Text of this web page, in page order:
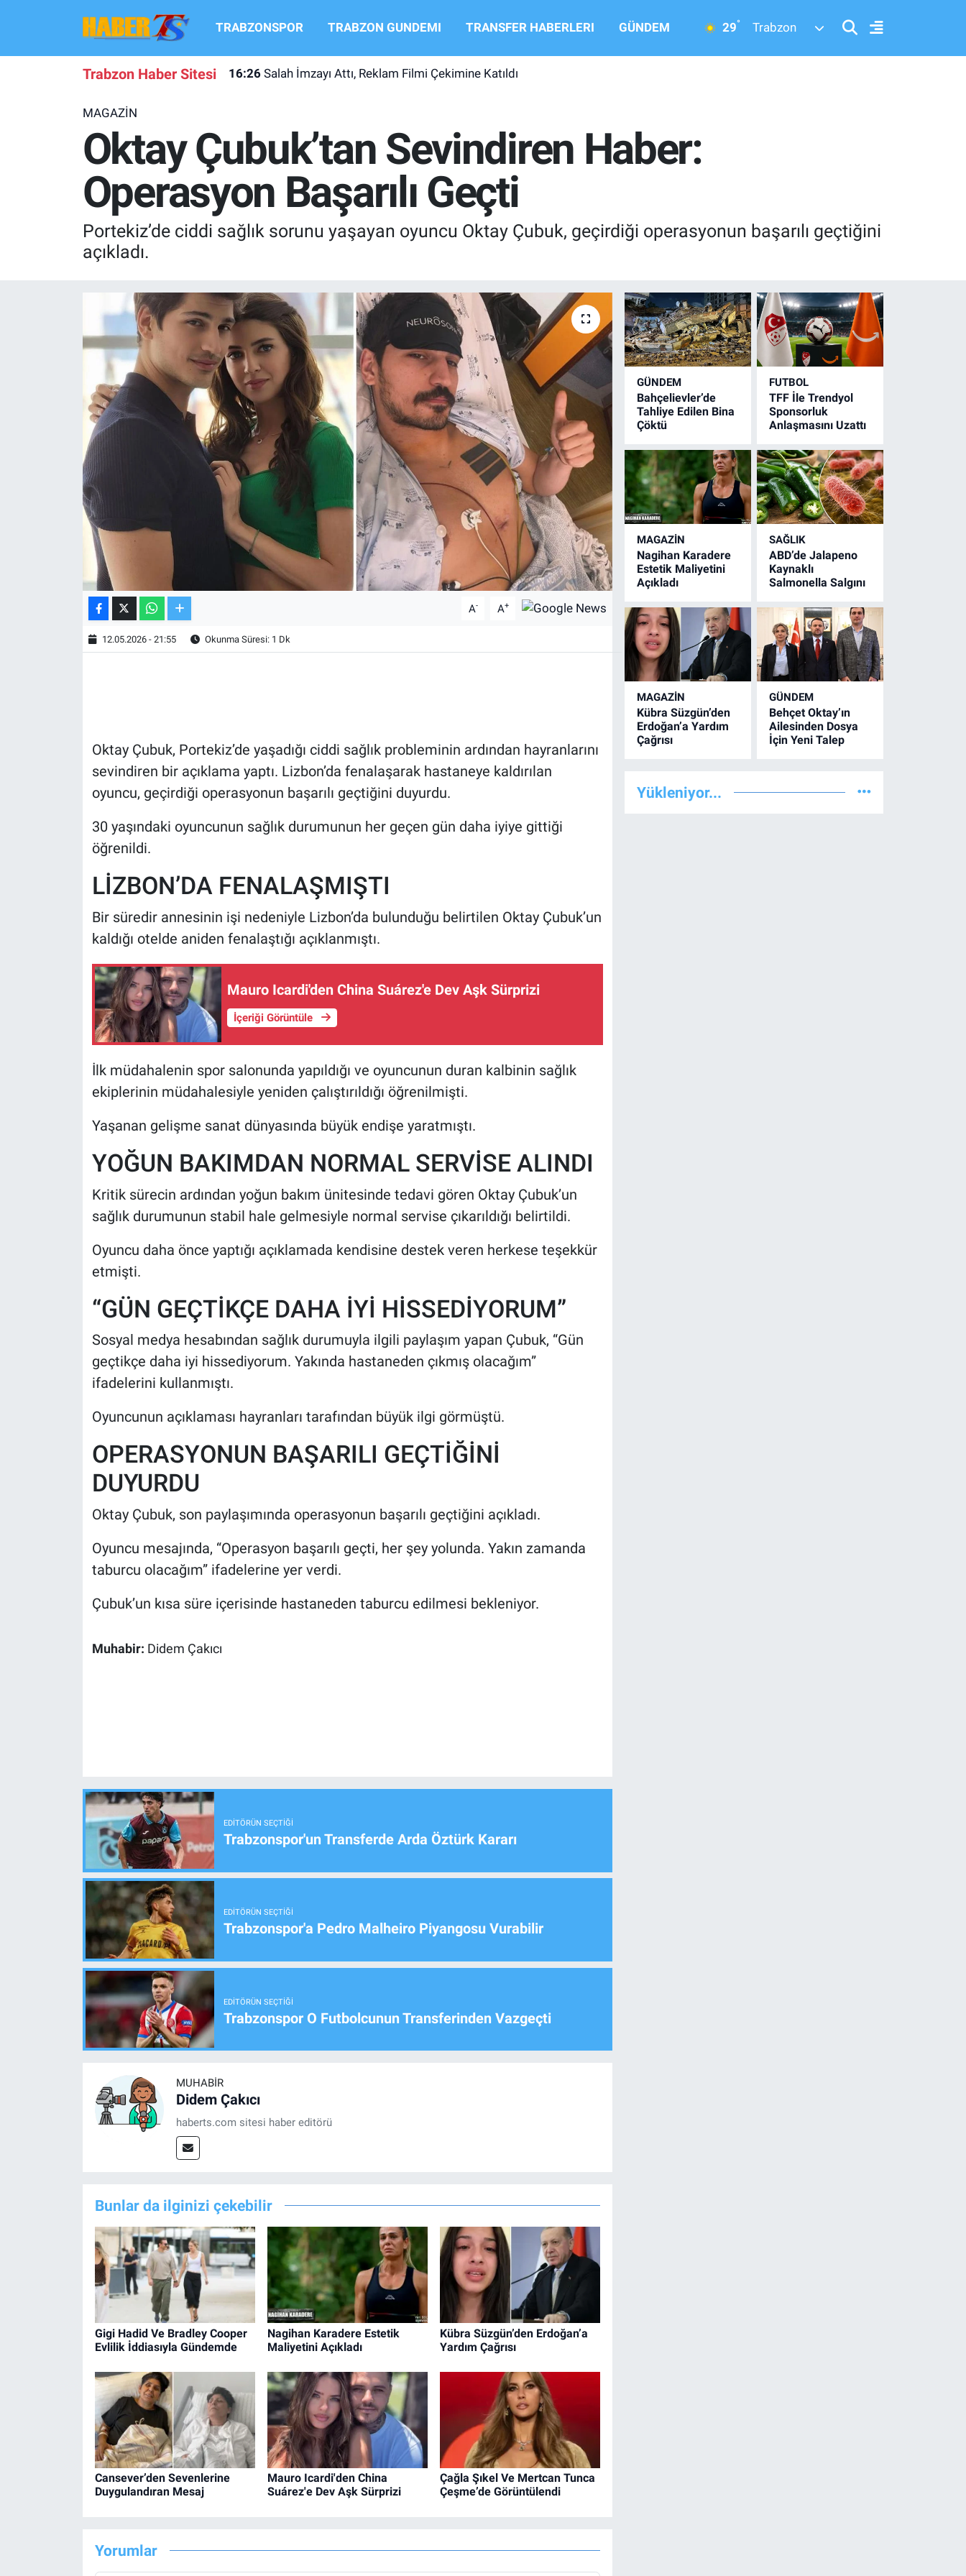
TRABZONSPOR TRABZON GUNDEMI TRANSFER HABERLERI GÜNDEM 29° Trabzon
Trabzon Haber Sitesi 16:26 Salah İmzayı Attı, Reklam Filmi Çekimine Katıldı
MAGAZİN
Oktay Çubuk’tan Sevindiren Haber:
Operasyon Başarılı Geçti
Portekiz’de ciddi sağlık sorunu yaşayan oyuncu Oktay Çubuk, geçirdiği operasyonun başarılı geçtiğini
açıkladı.
A- A+
12.05.2026 - 21:55 Okunma Süresi: 1 Dk
Oktay Çubuk, Portekiz’de yaşadığı ciddi sağlık probleminin ardından hayranlarını
sevindiren bir açıklama yaptı. Lizbon’da fenalaşarak hastaneye kaldırılan
oyuncu, geçirdiği operasyonun başarılı geçtiğini duyurdu.
30 yaşındaki oyuncunun sağlık durumunun her geçen gün daha iyiye gittiği
öğrenildi.
LİZBON’DA FENALAŞMIŞTI
Bir süredir annesinin işi nedeniyle Lizbon’da bulunduğu belirtilen Oktay Çubuk’un
kaldığı otelde aniden fenalaştığı açıklanmıştı.
Mauro Icardi'den China Suárez'e Dev Aşk Sürprizi
İçeriği Görüntüle
İlk müdahalenin spor salonunda yapıldığı ve oyuncunun duran kalbinin sağlık
ekiplerinin müdahalesiyle yeniden çalıştırıldığı öğrenilmişti.
Yaşanan gelişme sanat dünyasında büyük endişe yaratmıştı.
YOĞUN BAKIMDAN NORMAL SERVİSE ALINDI
Kritik sürecin ardından yoğun bakım ünitesinde tedavi gören Oktay Çubuk’un
sağlık durumunun stabil hale gelmesiyle normal servise çıkarıldığı belirtildi.
Oyuncu daha önce yaptığı açıklamada kendisine destek veren herkese teşekkür
etmişti.
“GÜN GEÇTİKÇE DAHA İYİ HİSSEDİYORUM”
Sosyal medya hesabından sağlık durumuyla ilgili paylaşım yapan Çubuk, “Gün
geçtikçe daha iyi hissediyorum. Yakında hastaneden çıkmış olacağım”
ifadelerini kullanmıştı.
Oyuncunun açıklaması hayranları tarafından büyük ilgi görmüştü.
OPERASYONUN BAŞARILI GEÇTİĞİNİ
DUYURDU
Oktay Çubuk, son paylaşımında operasyonun başarılı geçtiğini açıkladı.
Oyuncu mesajında, “Operasyon başarılı geçti, her şey yolunda. Yakın zamanda
taburcu olacağım” ifadelerine yer verdi.
Çubuk’un kısa süre içerisinde hastaneden taburcu edilmesi bekleniyor.
Muhabir: Didem Çakıcı
EDITÖRÜN SEÇTIĞI
Trabzonspor'un Transferde Arda Öztürk Kararı
EDITÖRÜN SEÇTIĞI
Trabzonspor'a Pedro Malheiro Piyangosu Vurabilir
EDITÖRÜN SEÇTIĞI
Trabzonspor O Futbolcunun Transferinden Vazgeçti
MUHABIR
Didem Çakıcı
haberts.com sitesi haber editörü
Bunlar da ilginizi çekebilir
Gigi Hadid Ve Bradley Cooper
Evlilik İddiasıyla Gündemde
Nagihan Karadere Estetik
Maliyetini Açıkladı
Kübra Süzgün’den Erdoğan’a
Yardım Çağrısı
Cansever’den Sevenlerine
Duygulandıran Mesaj
Mauro Icardi'den China
Suárez'e Dev Aşk Sürprizi
Çağla Şıkel Ve Mertcan Tunca
Çeşme’de Görüntülendi
Yorumlar
GÜNDEM
Bahçelievler’de
Tahliye Edilen Bina
Çöktü
FUTBOL
TFF İle Trendyol
Sponsorluk
Anlaşmasını Uzattı
MAGAZİN
Nagihan Karadere
Estetik Maliyetini
Açıkladı
SAĞLIK
ABD’de Jalapeno
Kaynaklı
Salmonella Salgını
MAGAZİN
Kübra Süzgün’den
Erdoğan’a Yardım
Çağrısı
GÜNDEM
Behçet Oktay’ın
Ailesinden Dosya
İçin Yeni Talep
Yükleniyor...
TRABZONSPOR
TRANSFER HABERLERI
KULİS MEYDANI
1461 TRABZON
ALT LIGLER
TV VE SİNEMA
BASKETBOL
KÜLTÜR SANAT
MAGAZİN
Bilim, Teknoloji
Hava Durumu
Süper Lig Puan Durumu ve Fikstür
Tüm Manşetler
Son Dakika Haberleri
Haber Arşivi